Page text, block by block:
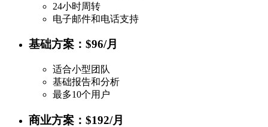
24小时周转
电子邮件和电话支持
基础方案：$96/月
适合小型团队
基础报告和分析
最多10个用户
商业方案：$192/月